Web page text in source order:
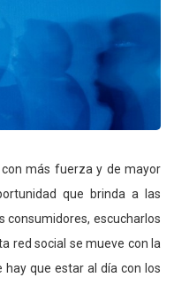
más fuerza y de mayor
que brinda a las
consumidores, escucharlos
red social se mueve con la
que estar al día con los